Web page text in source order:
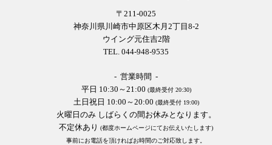
〒211-0025
神奈川県川崎市中原区木月2丁目8-2
ウイング元住吉2階
TEL. 044-948-9535
- 営業時間 -
平日 10:30～21:00 (最終受付 20:30)
土日祝日 10:00～20:00 (最終受付 19:00)
火曜日のみ しばらくの間お休みとなります。
不定休あり (都度ホームページにてお伝えいたします)
事前にお電話を頂ければお時間のご対応致します。